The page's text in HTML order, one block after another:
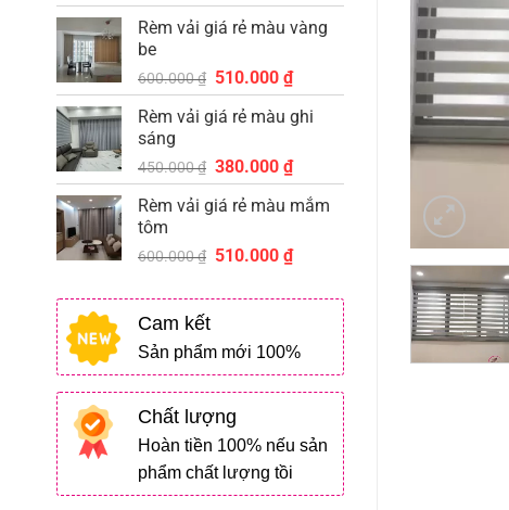
gốc
là:
hiện
tại
510.000 ₫.
Rèm vải giá rẻ màu vàng
be
600.000₫ Giá
gốc
là:
510.000₫Giá
hiện
tại
510.000 ₫.
Rèm vải giá rẻ màu ghi
sáng
450.000₫ Giá
gốc
là:
380.000₫Giá
hiện
tại
380.000 ₫.
Rèm vải giá rẻ màu mắm
tôm
600.000₫ Giá
là:
510.000₫Giá
tại
510.000 ₫.
Cam kết
Sản phẩm mới 100%
Chất lượng
Hoàn tiền 100% nếu sản
phẩm chất lượng tồi